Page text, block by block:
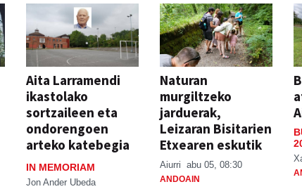
Aita Larramendi
ikastolako
sortzaileen eta
ondorengoen
arteko katebegia
IN MEMORIAM
Jon Ander Ubeda
Naturan
murgiltzeko
jarduerak,
Leizaran Bisitarien
Etxearen eskutik
Aiurri abu 05, 08:30
ANDOAIN